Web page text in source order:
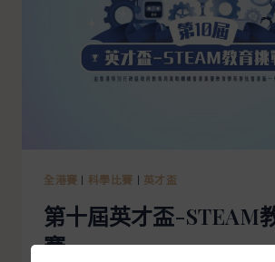
全港賽 科學比賽 英才盃
第十屆英才盃-STEAM
賽